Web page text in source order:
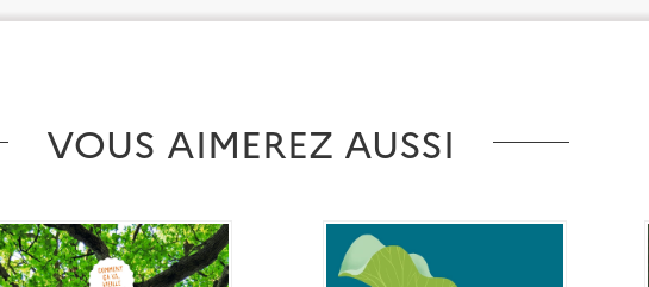
VOUS AIMEREZ AUSSI